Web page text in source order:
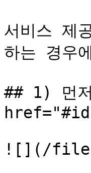
서비스 제
하는 경우
## 1) 먼저
![](/files/-